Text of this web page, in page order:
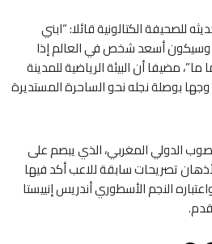
للصحيفة الكتالونية قائلا: “ابني
وسيكون أسعد شخص في العالم إذا
مضيفا أن البيئة الرياضية للمدينة
بوصلة نجله نحو الساحرة المستديرة
صوب الدولي المغربي، الذي يبصم على
تصريحات سابقة للاعب أكد فيها
النجم الأسطوري أندريس إنييستا